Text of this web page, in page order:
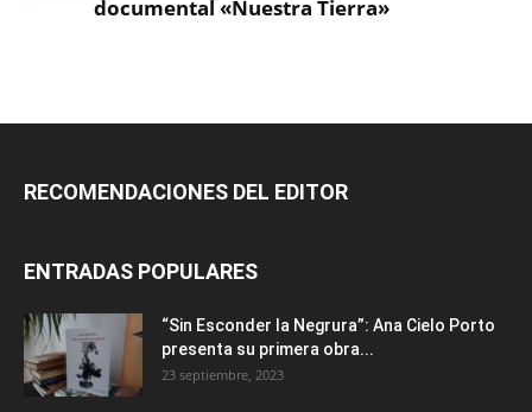
RECOMENDACIONES DEL EDITOR
ENTRADAS POPULARES
“Sin Esconder la Negrura”: Ana Cielo Porto
presenta su primera obra...
23 septiembre, 2023